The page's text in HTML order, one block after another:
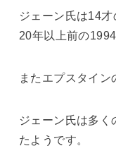
ジェーン氏は14
20年以上前の1994
またエプスタイン
ジェーン氏は多
たようです。